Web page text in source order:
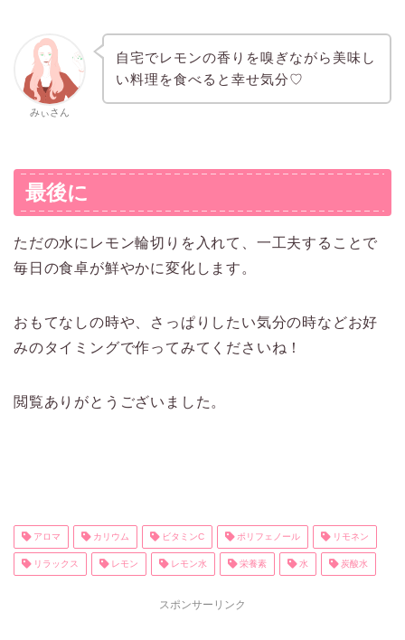
みぃさん
自宅でレモンの香りを嗅ぎながら美味し
い料理を食べると幸せ気分♡
最後に
ただの水にレモン輪切りを入れて、一工夫することで
毎日の食卓が鮮やかに変化します。
おもてなしの時や、さっぱりしたい気分の時などお好
みのタイミングで作ってみてくださいね！
閲覧ありがとうございました。
アロマ カリウム ビタミンC ポリフェノール リモネン
リラックス レモン レモン水 栄養素 水 炭酸水
スポンサーリンク